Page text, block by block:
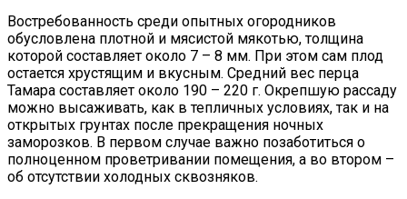
Востребованность среди опытных огородников
обусловлена плотной и мясистой мякотью, толщина
которой составляет около 7 – 8 мм. При этом сам плод
остается хрустящим и вкусным. Средний вес перца
Тамара составляет около 190 – 220 г. Окрепшую рассаду
можно высаживать, как в тепличных условиях, так и на
открытых грунтах после прекращения ночных
заморозков. В первом случае важно позаботиться о
полноценном проветривании помещения, а во втором –
об отсутствии холодных сквозняков.